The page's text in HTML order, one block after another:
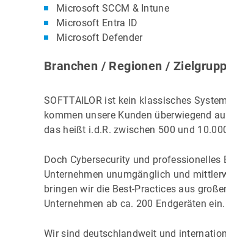
Microsoft SCCM & Intune
Microsoft Entra ID
Microsoft Defender
Branchen / Regionen /
SOFTTAILOR ist kein klassisches
kommen unsere Kunden überwiegend
das heißt i.d.R. zwischen 500 und
Doch Cybersecurity und
Unternehmen unumgänglich und
bringen wir die Best-Practices aus
Unternehmen ab ca. 200 Endgeräten ein.
Wir sind deutschlandweit und